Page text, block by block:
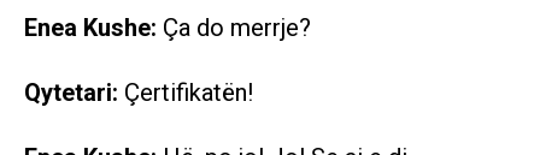
Enea Kushe: Ça do merrje?
Qytetari: Çertifikatën!